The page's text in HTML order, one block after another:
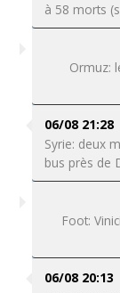
à 58 morts
Ormuz:
06/08 21:28
Syrie: deux
bus près de
Foot:
06/08 20:13